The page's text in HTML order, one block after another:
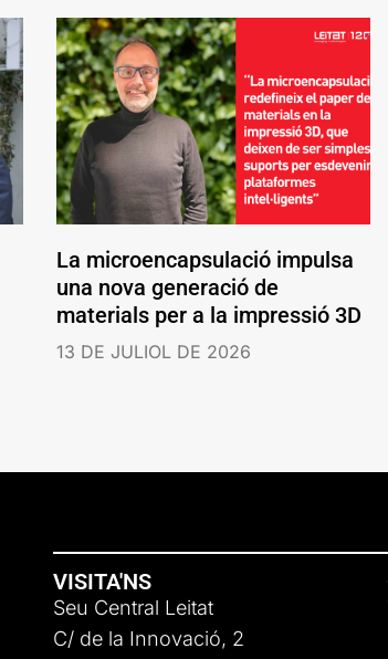
La microencapsulació impulsa
una nova generació de
materials per a la impressió 3D
13 DE JULIOL DE 2026
VISITA'NS
Seu Central Leitat
C/ de la Innovació, 2